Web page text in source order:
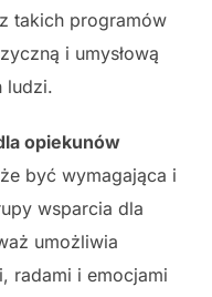
takich programów
i umysłową
ludzi.
opiekunów
być wymagająca i
wsparcia dla
umożliwia
radami i emocjami